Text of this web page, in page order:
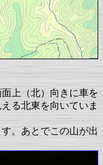
上（北）向きに車を
る北東を向いていま
。あとでこの山が出